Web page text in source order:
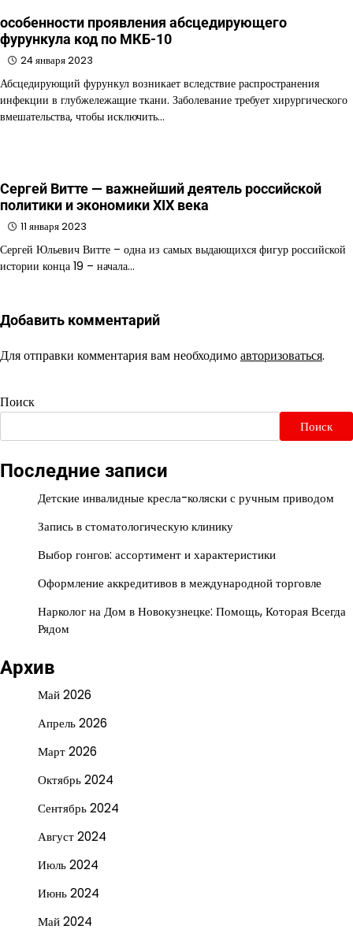
особенности проявления абсцедирующего
фурункула код по МКБ-10
24 января 2023
Абсцедирующий фурункул возникает вследствие распространения
инфекции в глубжележащие ткани. Заболевание требует хирургического
вмешательства, чтобы исключить…
Сергей Витте — важнейший деятель российской
политики и экономики XIX века
11 января 2023
Сергей Юльевич Витте – одна из самых выдающихся фигур российской
истории конца 19 – начала…
Добавить комментарий
Для отправки комментария вам необходимоавторизоваться.
Поиск
Поиск
Последние записи
Детские инвалидные кресла-коляски с ручным приводом
Запись в стоматологическую клинику
Выбор гонгов: ассортимент и характеристики
Оформление аккредитивов в международной торговле
Нарколог на Дом в Новокузнецке: Помощь, Которая Всегда
Рядом
Архив
Май 2026
Апрель 2026
Март 2026
Октябрь 2024
Сентябрь 2024
Август 2024
Июль 2024
Июнь 2024
Май 2024